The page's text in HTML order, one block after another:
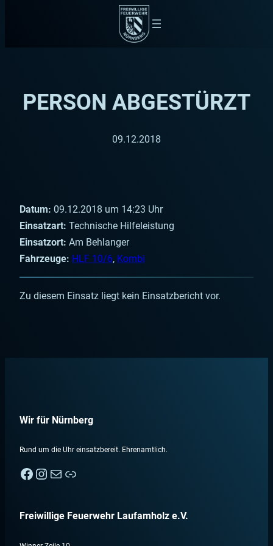
PERSON ABGESTÜRZT
09.12.2018
Datum: 09.12.2018 um 14:23 Uhr
Einsatzart: Technische Hilfeleistung
Einsatzort: Am Behlanger
Fahrzeuge: HLF 10/6, Kombi
Zu diesem Einsatz liegt kein Einsatzbericht vor.
Wir für Nürnberg
Rund um die Uhr einsatzbereit. Ehrenamtlich.
Facebook Instagram E-Mail Nebenan
Freiwillige Feuerwehr Laufamholz e.V.